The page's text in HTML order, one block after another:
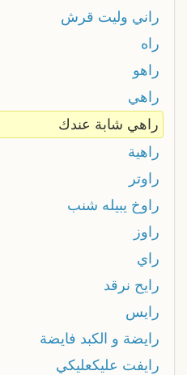
راني وليت قرش
راه
راهو
راهي
راهي شابة عندك
راهية
راوتر
راوخ يبيله شنب
راوز
راي
رايح نرقد
رايس
رايضة و الكبد فايضة
رايفت عليكعليكي